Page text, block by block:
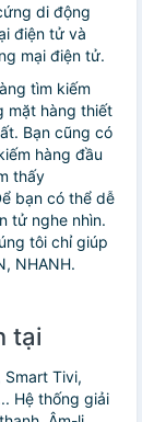
di động
điện tử và
mại điện tử.
tìm kiếm
mặt hàng thiết
Bạn cũng có
hàng đầu
thấy
bạn có thể dễ
tử nghe nhìn.
tôi chỉ giúp
NHANH.
tại
Tivi,
Hệ thống giải